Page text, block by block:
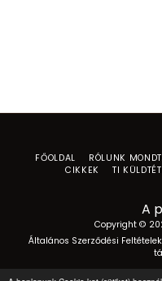
A
Copyright ©
Általános Szerződési
FŐOLDAL RÓLUNK
CIKKEK
TI